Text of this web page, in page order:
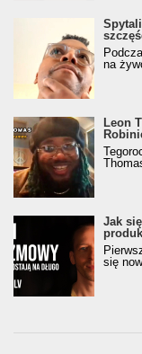
na
Leon
Jak
się